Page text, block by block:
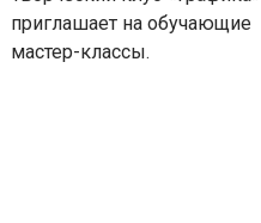
приглашает на обучающие
мастер-классы.